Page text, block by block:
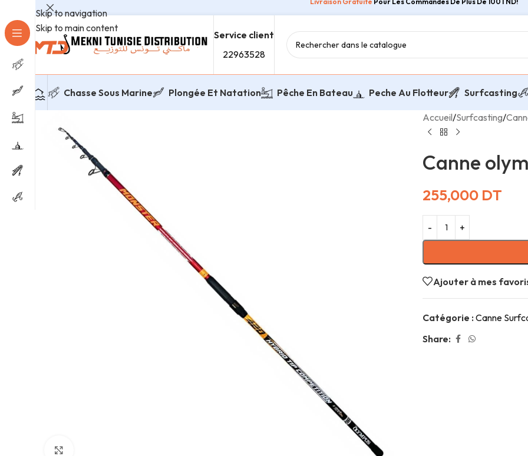
Skip to navigation
Skip to main content
Service client
22963528
Chasse Sous Marine Plongée Et Natation Pêche En Bateau Peche Au Flotteur Surfcasting
Accueil/Surfcasting/
Canne
255,000 DT
Ajouter à mes
Catégorie : Canne
Share: